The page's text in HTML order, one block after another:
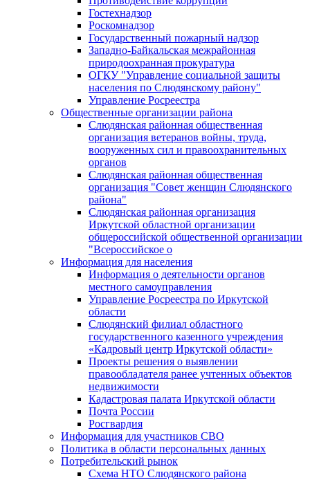
Гостехнадзор
Роскомнадзор
Государственный пожарный надзор
Западно-Байкальская межрайонная
природоохранная прокуратура
ОГКУ "Управление социальной защиты
населения по Слюдянскому району"
Управление Росреестра
Общественные организации района
Слюдянская районная общественная
организация ветеранов войны, труда,
вооруженных сил и правоохранительных
органов
Слюдянская районная общественная
организация "Совет женщин Слюдянского
района"
Слюдянская районная организация
Иркутской областной организации
общероссийской общественной организации
"Всероссийское о
Информация для населения
Информация о деятельности органов
местного самоуправления
Управление Росреестра по Иркутской
области
Слюдянский филиал областного
государственного казенного учреждения
«Кадровый центр Иркутской области»
Проекты решения о выявлении
правообладателя ранее учтенных объектов
недвижимости
Кадастровая палата Иркутской области
Почта России
Росгвардия
Информация для участников СВО
Политика в области персональных данных
Потребительский рынок
Схема НТО Слюдянского района